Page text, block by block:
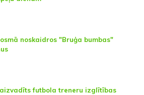
noskaidros "Bruģa bumbas"
futbola treneru izglītības